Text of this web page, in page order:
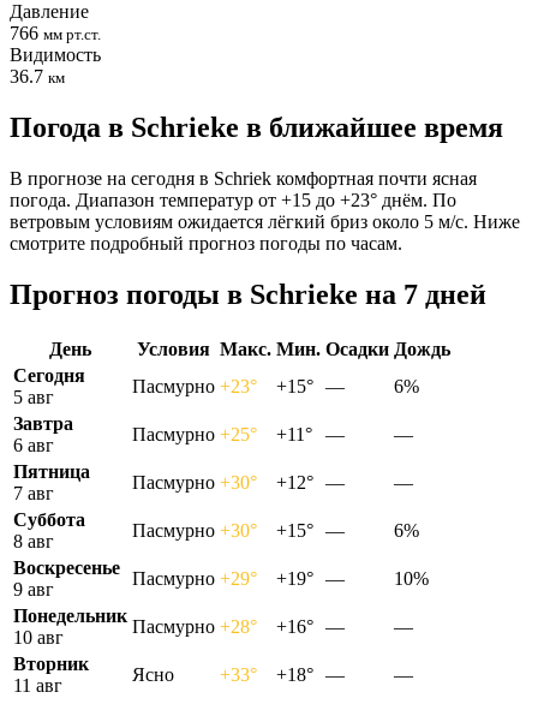
Давление
766 мм рт.ст.
Видимость
36.7 км
Погода в Schriekе в ближайшее время
В прогнозе на сегодня в Schriek комфортная почти ясная
погода. Диапазон температур от +15 до +23° днём. По
ветровым условиям ожидается лёгкий бриз около 5 м/с. Ниже
смотрите подробный прогноз погоды по часам.
Прогноз погоды в Schriekе на 7 дней
День Условия Макс. Мин. Осадки Дождь
Сегодня
5 авг
Пасмурно +23° +15° —
6%
Завтра
6 авг
Пасмурно +25° +11° —
—
Пятница
7 авг
Пасмурно +30° +12° —
—
Суббота
8 авг
Пасмурно +30° +15° —
6%
Воскресенье
9 авг
Пасмурно +29° +19° —
10%
Понедельник
10 авг
Пасмурно +28° +16° —
—
Вторник
11 авг
Ясно +33° +18° — —